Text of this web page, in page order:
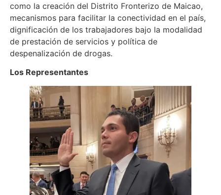
como la creación del Distrito Fronterizo de Maicao,
mecanismos para facilitar la conectividad en el país,
dignificación de los trabajadores bajo la modalidad
de prestación de servicios y política de
despenalización de drogas.
Los Representantes